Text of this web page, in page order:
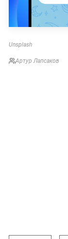
Unsplash
Артур Лапсаков